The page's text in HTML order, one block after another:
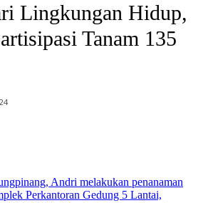
Lingkungan Hidup,
Tanam 135